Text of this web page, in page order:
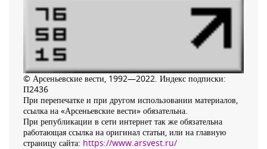
© Арсеньевские вести, 1992—2022. Индекс подписки:
П2436
При перепечатке и при другом использовании материалов,
ссылка на «Арсеньевские вести» обязательна.
При републикации в сети интернет так же обязательна
работающая ссылка на оригинал статьи, или на главную
страницу сайта: https://www.arsvest.ru/